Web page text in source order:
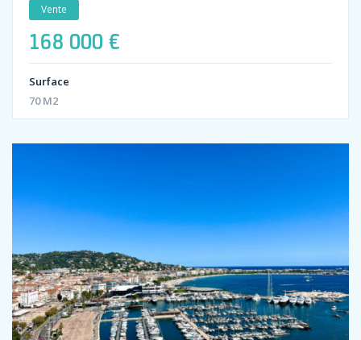
Vente
168 000 €
Surface
70 M2